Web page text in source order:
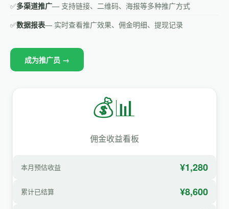
✅多渠道推广— 支持链接、二维码、海报等多种推广方式
✅数据报表— 实时查看推广效果、佣金明细、提现记录
成为推广员 →
💰📊
佣金收益看板
本月预估收益 ¥1,280
累计已结算 ¥8,600